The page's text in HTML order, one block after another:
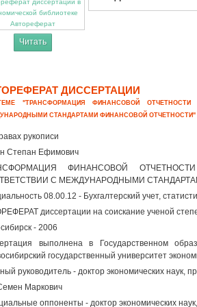
Автореферат
Читать
ДИССЕРТАЦИИ
"ТРАНСФОРМАЦИЯ ФИНАНСОВОЙ ОТЧЕТНОСТИ
СТАНДАРТАМИ ФИНАНСОВОЙ ОТЧЕТНОСТИ"
рукописи
Степан Ефимович
ФИНАНСОВОЙ
С МЕЖДУНАРОДНЫМИ
08.00.12 - Бухгалтерский учет,
диссертации на соискание ученой
- 2006
выполнена в Государственном
государственный университет
руководитель - доктор экономических наук,
Маркович
оппоненты - доктор экономических